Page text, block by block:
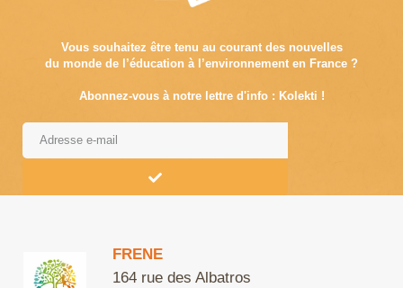
Vous souhaitez être tenu au courant des nouvelles
du monde de l’éducation à l’environnement en France ?
Abonnez-vous à notre lettre d'info : Kolekti !
FRENE
164 rue des Albatros